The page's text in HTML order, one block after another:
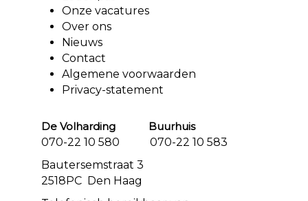
Onze vacatures
Over ons
Nieuws
Contact
Algemene voorwaarden
Privacy-statement
De Volharding Buurhuis
070-22 10 580 070-22 10 583
Bautersemstraat 3
2518PC Den Haag